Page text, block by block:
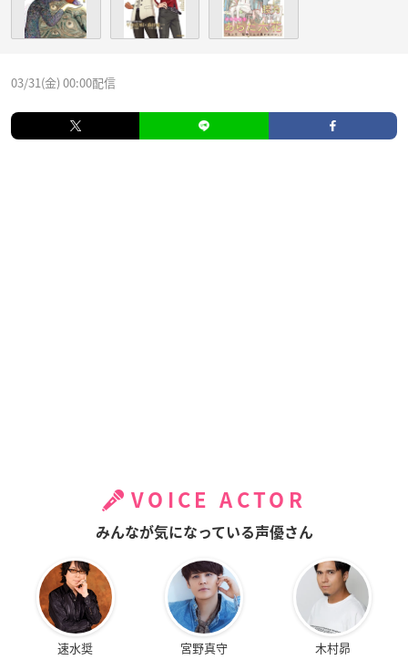
03/31(金) 00:00配信
VOICE ACTOR
みんなが気になっている声優さん
速水奨 宮野真守 木村昴